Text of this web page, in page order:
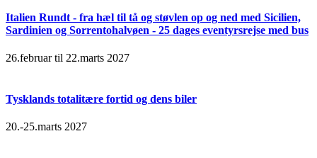
Italien Rundt - fra hæl til tå og støvlen op og ned med Sicilien,
Sardinien og Sorrentohalvøen - 25 dages eventyrsrejse med bus
26.februar til 22.marts 2027
Tysklands totalitære fortid og dens biler
20.-25.marts 2027